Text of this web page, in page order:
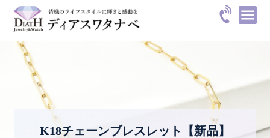
K18チェーンブレスレット【新品】